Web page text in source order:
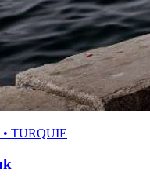
• TURQUIE